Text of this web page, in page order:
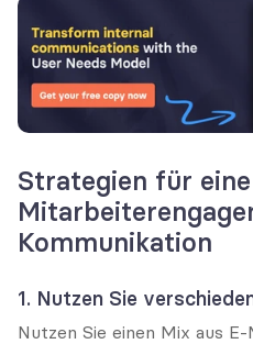
Strategien für
Kommunikation
1. Nutzen Sie
Nutzen Sie einen Mix aus